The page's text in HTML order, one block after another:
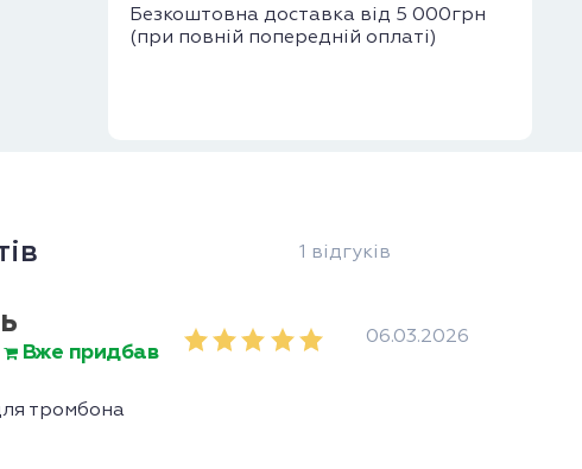
Безкоштовна доставка від 5 000грн
(при повній попередній оплаті)
1 відгуків
Вже придбав
06.03.2026
тромбона